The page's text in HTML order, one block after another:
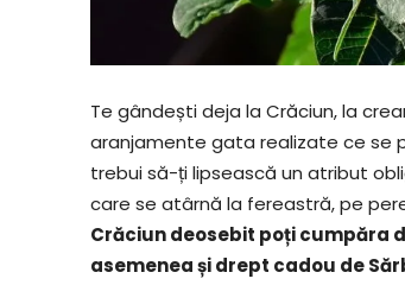
Te gândești deja la Crăciun, la
aranjamente gata realizate ce se
trebui să-ți lipsească un atribut
care se atârnă la fereastră, pe
Crăciun deosebit poți cumpăra
asemenea și drept cadou de